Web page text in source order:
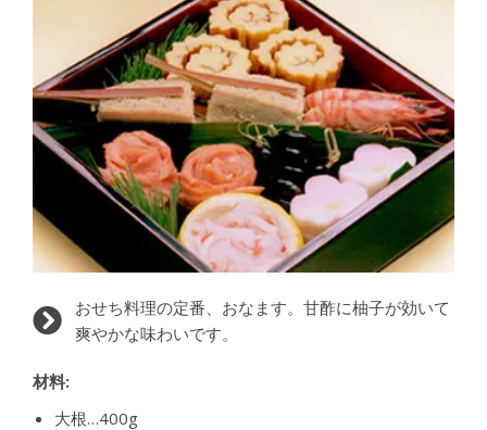
おせち料理の定番、おなます。甘酢に柚子が効いて
爽やかな味わいです。
材料:
大根…400g